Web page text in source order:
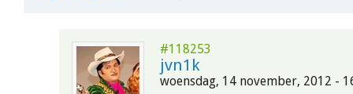
#118253
jvn1k
woensdag, 14 november, 2012 -